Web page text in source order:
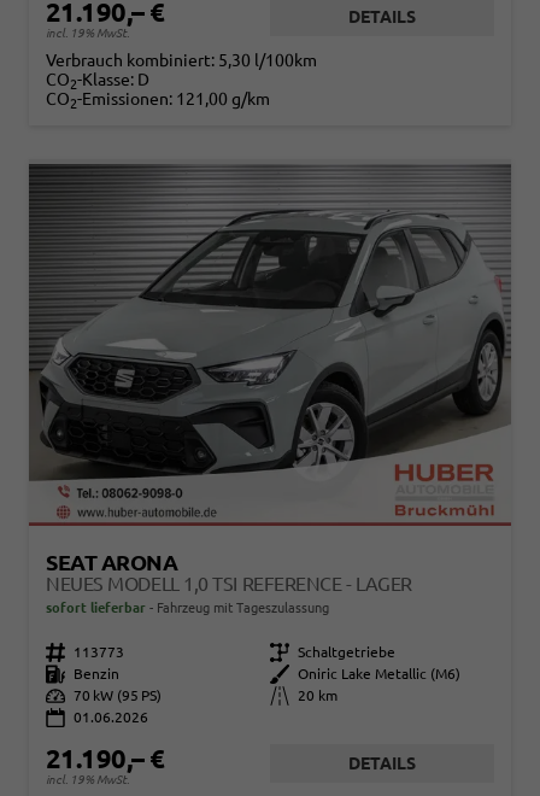
21.190,– €
incl. 19% MwSt.
DETAILS
Verbrauch kombiniert: 5,30 l/100km
CO2-Klasse: D
CO2-Emissionen: 121,00 g/km
SEAT ARONA
NEUES MODELL 1,0 TSI REFERENCE - LAGER
sofort lieferbar Fahrzeug mit Tageszulassung
Fahrzeugnr. 113773 Getriebe Schaltgetriebe
Kraftstoff
Benzin Außenfarbe
Oniric Lake Metallic (M6)
Leistung 70 kW (95 PS) Kilometerstand
20 km
01.06.2026
21.190,– €
incl. 19% MwSt.
DETAILS